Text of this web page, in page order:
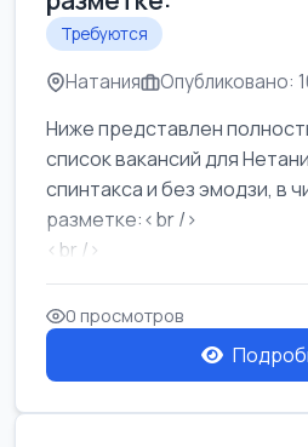
Требуются
Натания Опубликовано:
Ниже представлен
список вакансий для
спинтакса и без эмодзи, в
разметке:<br />
<br />
Работа в Нетании на
требу...
0 просмотров